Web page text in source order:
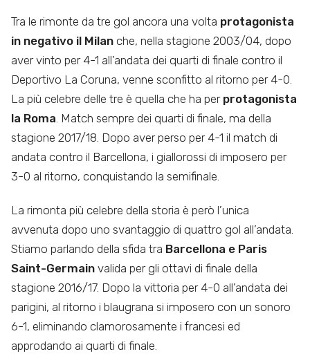
Tra le rimonte da tre gol ancora una volta protagonista
in negativo il Milan che, nella stagione 2003/04, dopo
aver vinto per 4-1 all’andata dei quarti di finale contro il
Deportivo La Coruna, venne sconfitto al ritorno per 4-0.
La più celebre delle tre è quella che ha per protagonista
la Roma . Match sempre dei quarti di finale, ma della
stagione 2017/18. Dopo aver perso per 4-1 il match di
andata contro il Barcellona, i giallorossi di imposero per
3-0 al ritorno, conquistando la semifinale.
La rimonta più celebre della storia è però l’unica
avvenuta dopo uno svantaggio di quattro gol all’andata.
Stiamo parlando della sfida tra Barcellona e Paris
Saint-Germain valida per gli ottavi di finale della
stagione 2016/17. Dopo la vittoria per 4-0 all’andata dei
parigini, al ritorno i blaugrana si imposero con un sonoro
6-1, eliminando clamorosamente i francesi ed
approdando ai quarti di finale.